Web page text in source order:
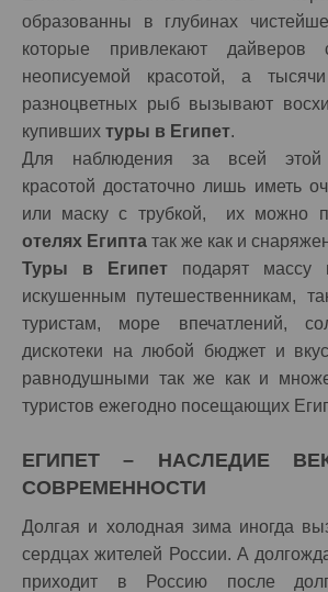
образованны в глубинах
которые привлекают
неописуемой красотой, а
разноцветных рыб вызывают
купивших туры в Египет.
Для наблюдения за всей этой
красотой достаточно лишь иметь
или маску с трубкой, их можно
отелях Египта так же как и
Туры в Египет подарят массу
искушенным путешественникам,
туристам, море впечатлений,
дискотеки на любой бюджет и
равнодушными так же как и
туристов ежегодно посещающих
ЕГИПЕТ – НАСЛЕДИЕ
СОВРЕМЕННОСТИ
Долгая и холодная зима иногда
сердцах жителей России. А
приходит в Россию после